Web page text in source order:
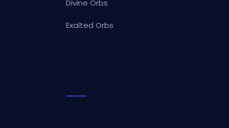
Divine Orbs
Exalted Orbs